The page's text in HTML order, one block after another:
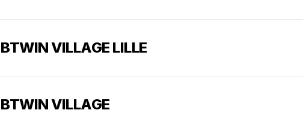
BTWIN VILLAGE LILLE
BTWIN VILLAGE